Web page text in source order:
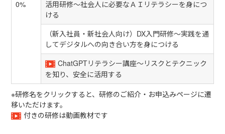
0%
活用研修～社会人に必要なＡＩリテラシーを身につ
ける
（新入社員・新社会人向け）DX入門研修～実践を通
してデジタルへの向き合い方を身につける
ChatGPTリテラシー講座～リスクとテクニック
を知り、安全に活用する
※研修名をクリックすると、研修のご紹介・お申込みページに遷
移いただけます。
付きの研修は動画教材です